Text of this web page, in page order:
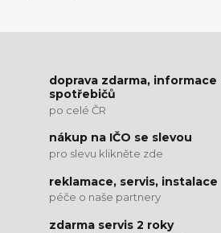
doprava zdarma,
spotřebičů
po celé ČR
nákup na IČO se slevou
pro slevu klikněte zde
reklamace, servis, instalace
péče o naše partnery
zdarma servis 2 roky